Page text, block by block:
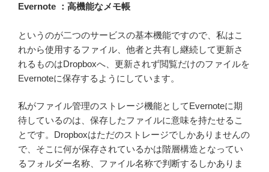
Evernote ：高機能なメモ帳
というのが二つのサービスの基本機能ですので、私はこ
れから使用するファイル、他者と共有し継続して更新さ
れるものはDropboxへ、更新されず閲覧だけのファイルを
Evernoteに保存するようにしています。
私がファイル管理のストレージ機能としてEvernoteに期
待しているのは、保存したファイルに意味を持たせるこ
とです。Dropboxはただのストレージでしかありませんの
で、そこに何が保存されているかは階層構造となってい
るフォルダー名称、ファイル名称で判断するしかありま